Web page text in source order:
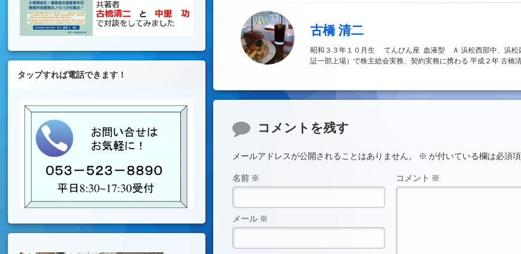
古橋 清二
昭和３３年１０月生 てんびん座 血液型 Ａ 浜松西部中、浜松
証一部上場）で株主総会実務、契約実務に携わる 平成２年 古橋
コメントコメントを残す
メールアドレスが公開されることはありません。 ※ が付いている欄は必須
コメント ※
名前 ※
メール ※
タップすれば電話できます！